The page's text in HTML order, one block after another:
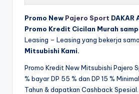
Promo New Pajero Sport DAKAR
Promo Kredit Cicilan Murah
Leasing – Leasing yang bekerja
Mitsubishi Kami.
Promo Kredit New Mitsubishi Pajero
% bayar DP 55 % dan DP 15 %
Tahun & dapatkan Cashback Spesial.